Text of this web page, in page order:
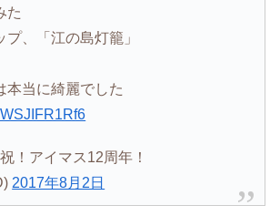
た
、「江の島灯籠」
本当に綺麗でした
！アイマス12周年！
2017年8月2日